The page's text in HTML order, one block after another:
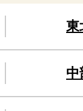
東
中